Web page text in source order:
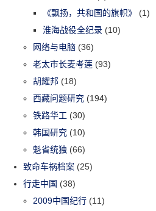
《飘扬，共和国的旗帜》
(1)
淮海战役全纪录 (10)
网络与电脑 (36)
老太市长麦考莲 (93)
胡耀邦 (18)
西藏问题研究 (194)
铁路华工 (30)
韩国研究 (10)
魁省统独 (66)
致命车祸档案 (25)
行走中国 (38)
2009中国纪行 (11)